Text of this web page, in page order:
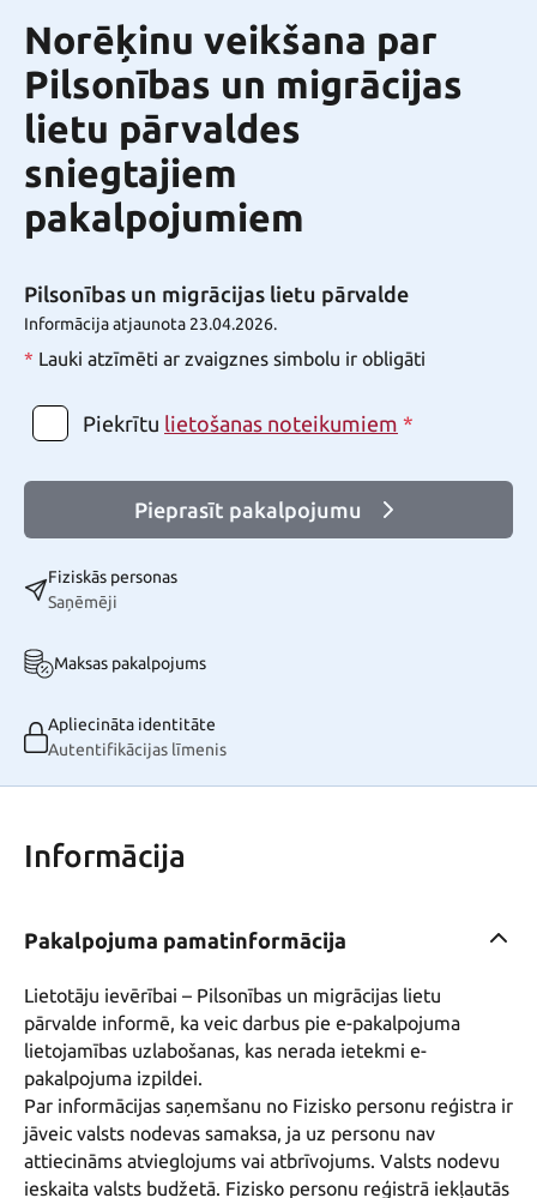
Norēķinu veikšana par
Pilsonības un migrācijas
lietu pārvaldes
sniegtajiem
pakalpojumiem
Pilsonības un migrācijas lietu pārvalde
Informācija atjaunota 23.04.2026.
* Lauki atzīmēti ar zvaigznes simbolu ir obligāti
Piekrītu lietošanas noteikumiem *
Pieprasīt pakalpojumu
Fiziskās personas
Saņēmēji
Maksas pakalpojums
Apliecināta identitāte
Autentifikācijas līmenis
Informācija
Pakalpojuma pamatinformācija
Lietotāju ievērībai – Pilsonības un migrācijas lietu
pārvalde informē, ka veic darbus pie e-pakalpojuma
lietojamības uzlabošanas, kas nerada ietekmi e-
pakalpojuma izpildei.
Par informācijas saņemšanu no Fizisko personu reģistra ir
jāveic valsts nodevas samaksa, ja uz personu nav
attiecināms atvieglojums vai atbrīvojums. Valsts nodevu
ieskaita valsts budžetā. Fizisko personu reģistrā iekļautās